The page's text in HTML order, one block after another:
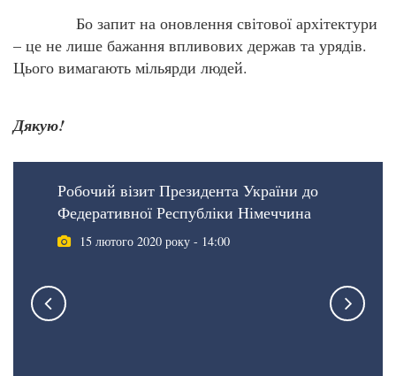
Бо запит на оновлення світової архітектури
– це не лише бажання впливових держав та урядів.
Цього вимагають мільярди людей.
Дякую!
Робочий візит Президента України до
Федеративної Республіки Німеччина
15 лютого 2020 року - 14:00